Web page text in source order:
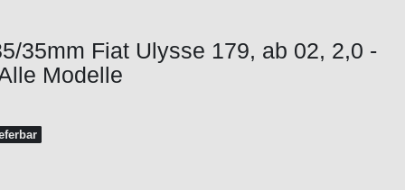
35mm Fiat Ulysse 179, ab 02, 2,0 -
Modelle